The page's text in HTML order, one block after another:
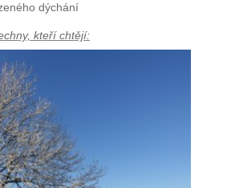
dýchání
kteří chtějí: